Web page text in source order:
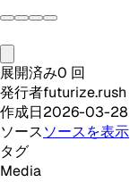
展開済み0 回
発行者futurize.rush
作成日2026-03-28
ソースソースを表示
タグ
Media